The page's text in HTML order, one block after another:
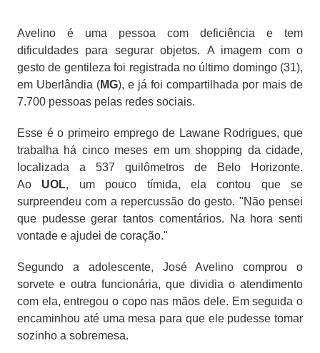
Avelino é uma pessoa com deficiência e tem
dificuldades para segurar objetos. A imagem com o
gesto de gentileza foi registrada no último domingo (31),
em Uberlândia (MG), e já foi compartilhada por mais de
7.700 pessoas pelas redes sociais.
Esse é o primeiro emprego de Lawane Rodrigues, que
trabalha há cinco meses em um shopping da cidade,
localizada a 537 quilômetros de Belo Horizonte.
Ao UOL, um pouco tímida, ela contou que se
surpreendeu com a repercussão do gesto. "Não pensei
que pudesse gerar tantos comentários. Na hora senti
vontade e ajudei de coração."
Segundo a adolescente, José Avelino comprou o
sorvete e outra funcionária, que dividia o atendimento
com ela, entregou o copo nas mãos dele. Em seguida o
encaminhou até uma mesa para que ele pudesse tomar
sozinho a sobremesa.